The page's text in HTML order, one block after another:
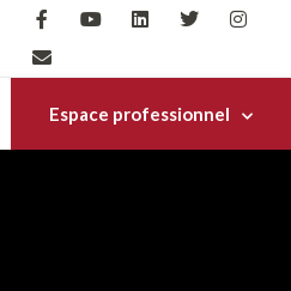
Espace professionnel